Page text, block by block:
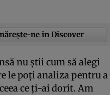
ne in Discover
nu știi cum să alegi
le poți analiza pentru a
ce ți-ai dorit. Am